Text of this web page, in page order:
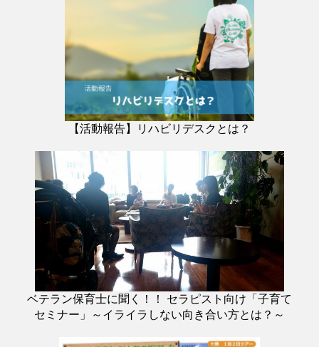
【活動報告】リハビリデスクとは？
ベテラン保育士に聞く！！ セラピスト向け「子育て
セミナー」～イライラしない向き合い方とは？～